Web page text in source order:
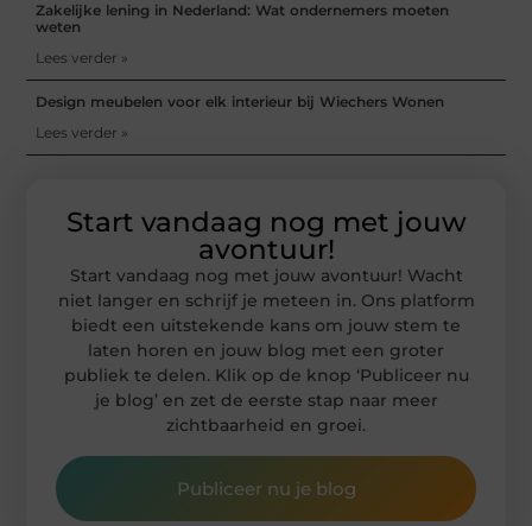
Zakelijke lening in Nederland: Wat ondernemers moeten
weten
Lees verder »
Design meubelen voor elk interieur bij Wiechers Wonen
Lees verder »
Start vandaag nog met jouw
avontuur!
Start vandaag nog met jouw avontuur! Wacht
niet langer en schrijf je meteen in. Ons platform
biedt een uitstekende kans om jouw stem te
laten horen en jouw blog met een groter
publiek te delen. Klik op de knop ‘Publiceer nu
je blog’ en zet de eerste stap naar meer
zichtbaarheid en groei.
Publiceer nu je blog